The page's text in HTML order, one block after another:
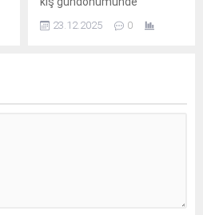
düzenlediği “Toprağın
23.12.2025 0